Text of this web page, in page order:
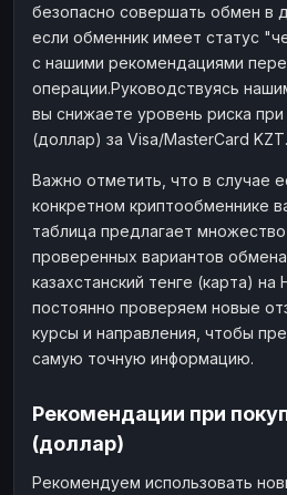
безопасно совершать обмен в
если обменник имеет статус
с нашими рекомендациями
операции.Руководствуясь
вы снижаете уровень риска
(доллар) за Visa/MasterCard KZT.
Важно отметить, что в случае
конкретном криптообменнике
таблица предлагает
проверенных вариантов
казахстанский тенге (карта)
постоянно проверяем новые
курсы и направления, чтобы
самую точную информацию.
Рекомендации при
(доллар)
Рекомендуем использовать